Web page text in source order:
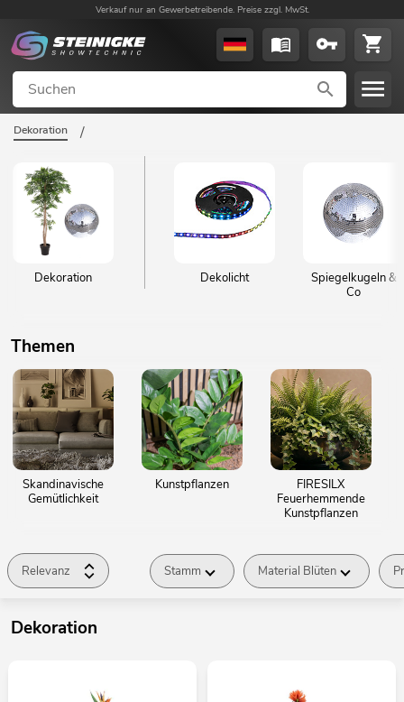
Verkauf nur an Gewerbetreibende. Preise zzgl. MwSt.
Dekoration /
Dekoration Dekolicht
Spiegelkugeln &
Co
Themen
Skandinavische
Gemütlichkeit
Kunstpflanzen
FIRESILX
Feuerhemmende
Kunstpflanzen
Relevanz Stamm Material Blüten
Dekoration